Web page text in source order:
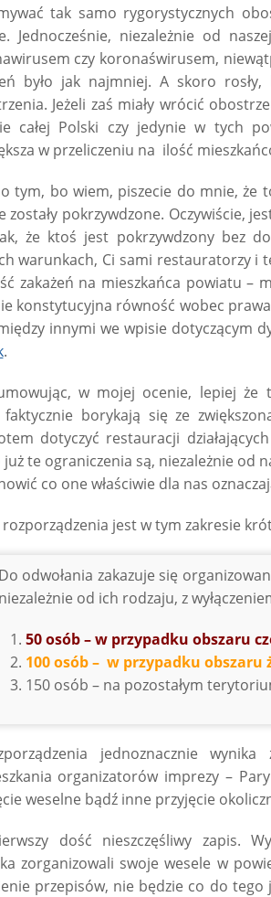
tak samo rygorystycznych
Jednocześnie, niezależnie od
czy koronaświrusem,
było jak najmniej. A skoro
Jeżeli zaś miały wrócić
całej Polski czy jedynie w tych
w przeliczeniu na ilość
o tym, bo wiem, piszecie do mnie, że
zostały pokrzywdzone. Oczywiście,
że ktoś jest pokrzywdzony bez
warunkach, Ci sami restauratorzy i
zakażeń na mieszkańca powiatu –
konstytucyjna równość wobec
innymi we wpisie dotyczącym
.
w mojej ocenie, lepiej że
borykają się ze
dotyczyć restauracji
te ograniczenia są, niezależnie od
co one właściwie dla nas
jest w tym zakresie
Do odwołania zakazuje się
niezależnie od ich rodzaju, z
50 osób – w przypadku obszaru
100 osób – w przypadku obszaru
150 osób – na pozostałym
jednoznacznie
organizatorów imprezy –
weselne bądź inne przyjęcie
dość nieszczęśliwy zapis.
zorganizowali swoje wesele w
przepisów, nie będzie co do tego